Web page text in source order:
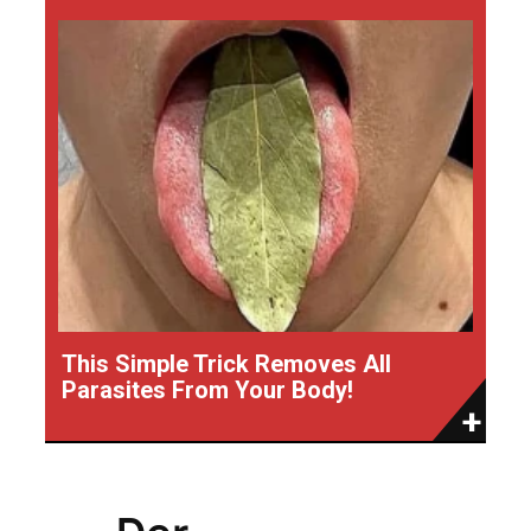
This Simple Trick Removes All
Parasites From Your Body!